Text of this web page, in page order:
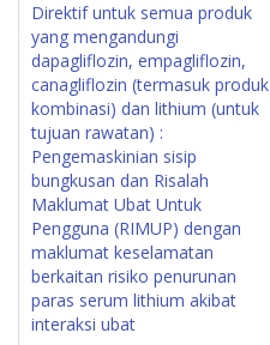
Direktif untuk semua produk
yang mengandungi
dapagliflozin, empagliflozin,
canagliflozin (termasuk produk
kombinasi) dan lithium (untuk
tujuan rawatan) :
Pengemaskinian sisip
bungkusan dan Risalah
Maklumat Ubat Untuk
Pengguna (RIMUP) dengan
maklumat keselamatan
berkaitan risiko penurunan
paras serum lithium akibat
interaksi ubat